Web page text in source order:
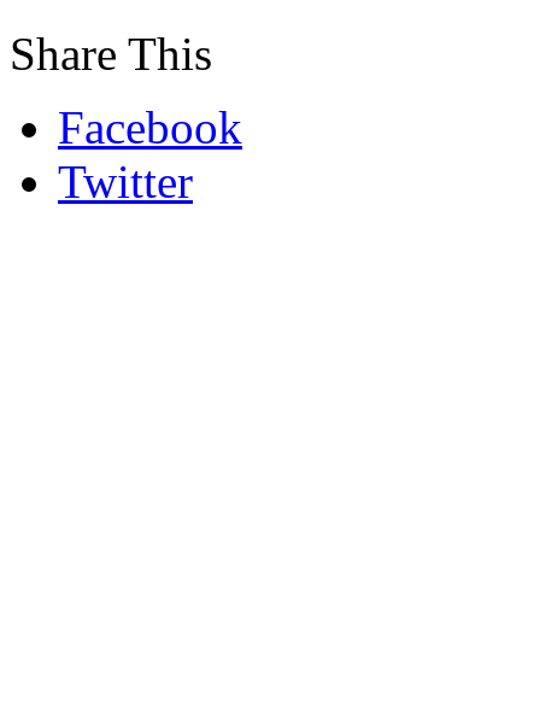
Share This
Facebook
Twitter